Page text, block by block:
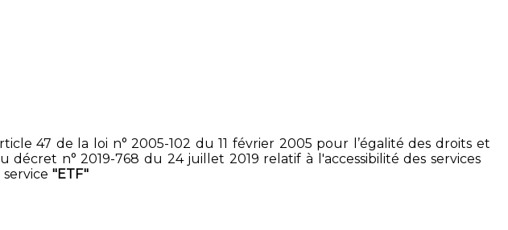
47 de la loi n° 2005-102 du 11 février 2005 pour l’égalité des droits et
n° 2019-768 du 24 juillet 2019 relatif à l'accessibilité des services
service"ETF"